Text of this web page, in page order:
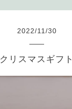
2022/11 /30
クリスマスギフト